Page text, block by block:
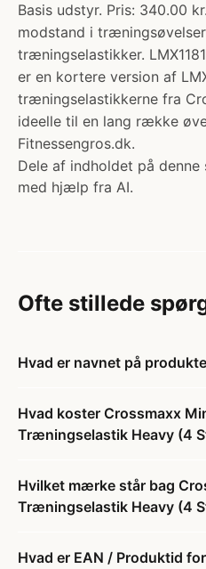
Basis udstyr. Pris: 340.00
modstand i
træningselastikker.
er en kortere version af
træningselastikkerne fra
ideelle til en lang række
Fitnessengros.dk.
Dele af indholdet på
med hjælp fra AI.
Ofte stillede
Hvad er navnet på
Hvad koster Crossmaxx
Træningselastik Heavy (4
Hvilket mærke står bag
Træningselastik Heavy (4
Hvad er EAN / Produktid